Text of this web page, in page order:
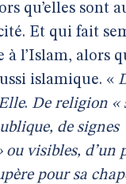
qu’elles sont
Et qui fait
à l’Islam, alors
islamique. «
. De religion «
de signes
ou visibles,
pour sa